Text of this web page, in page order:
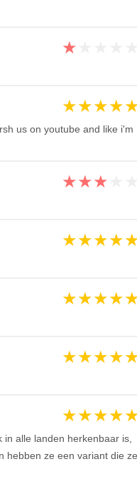
★
★★★★
us on youtube and like i'm
★★★
★★★★
★★★★
★★★★
★★★★
alle landen herkenbaar is,
hebben ze een variant die ze